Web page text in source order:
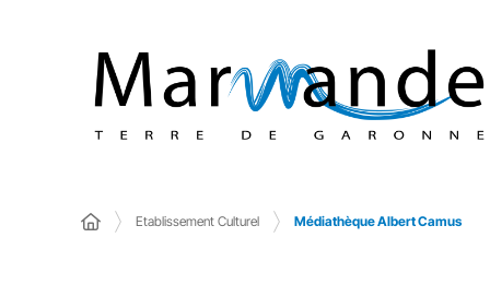
Etablissement Culturel Médiathèque Albert Camus